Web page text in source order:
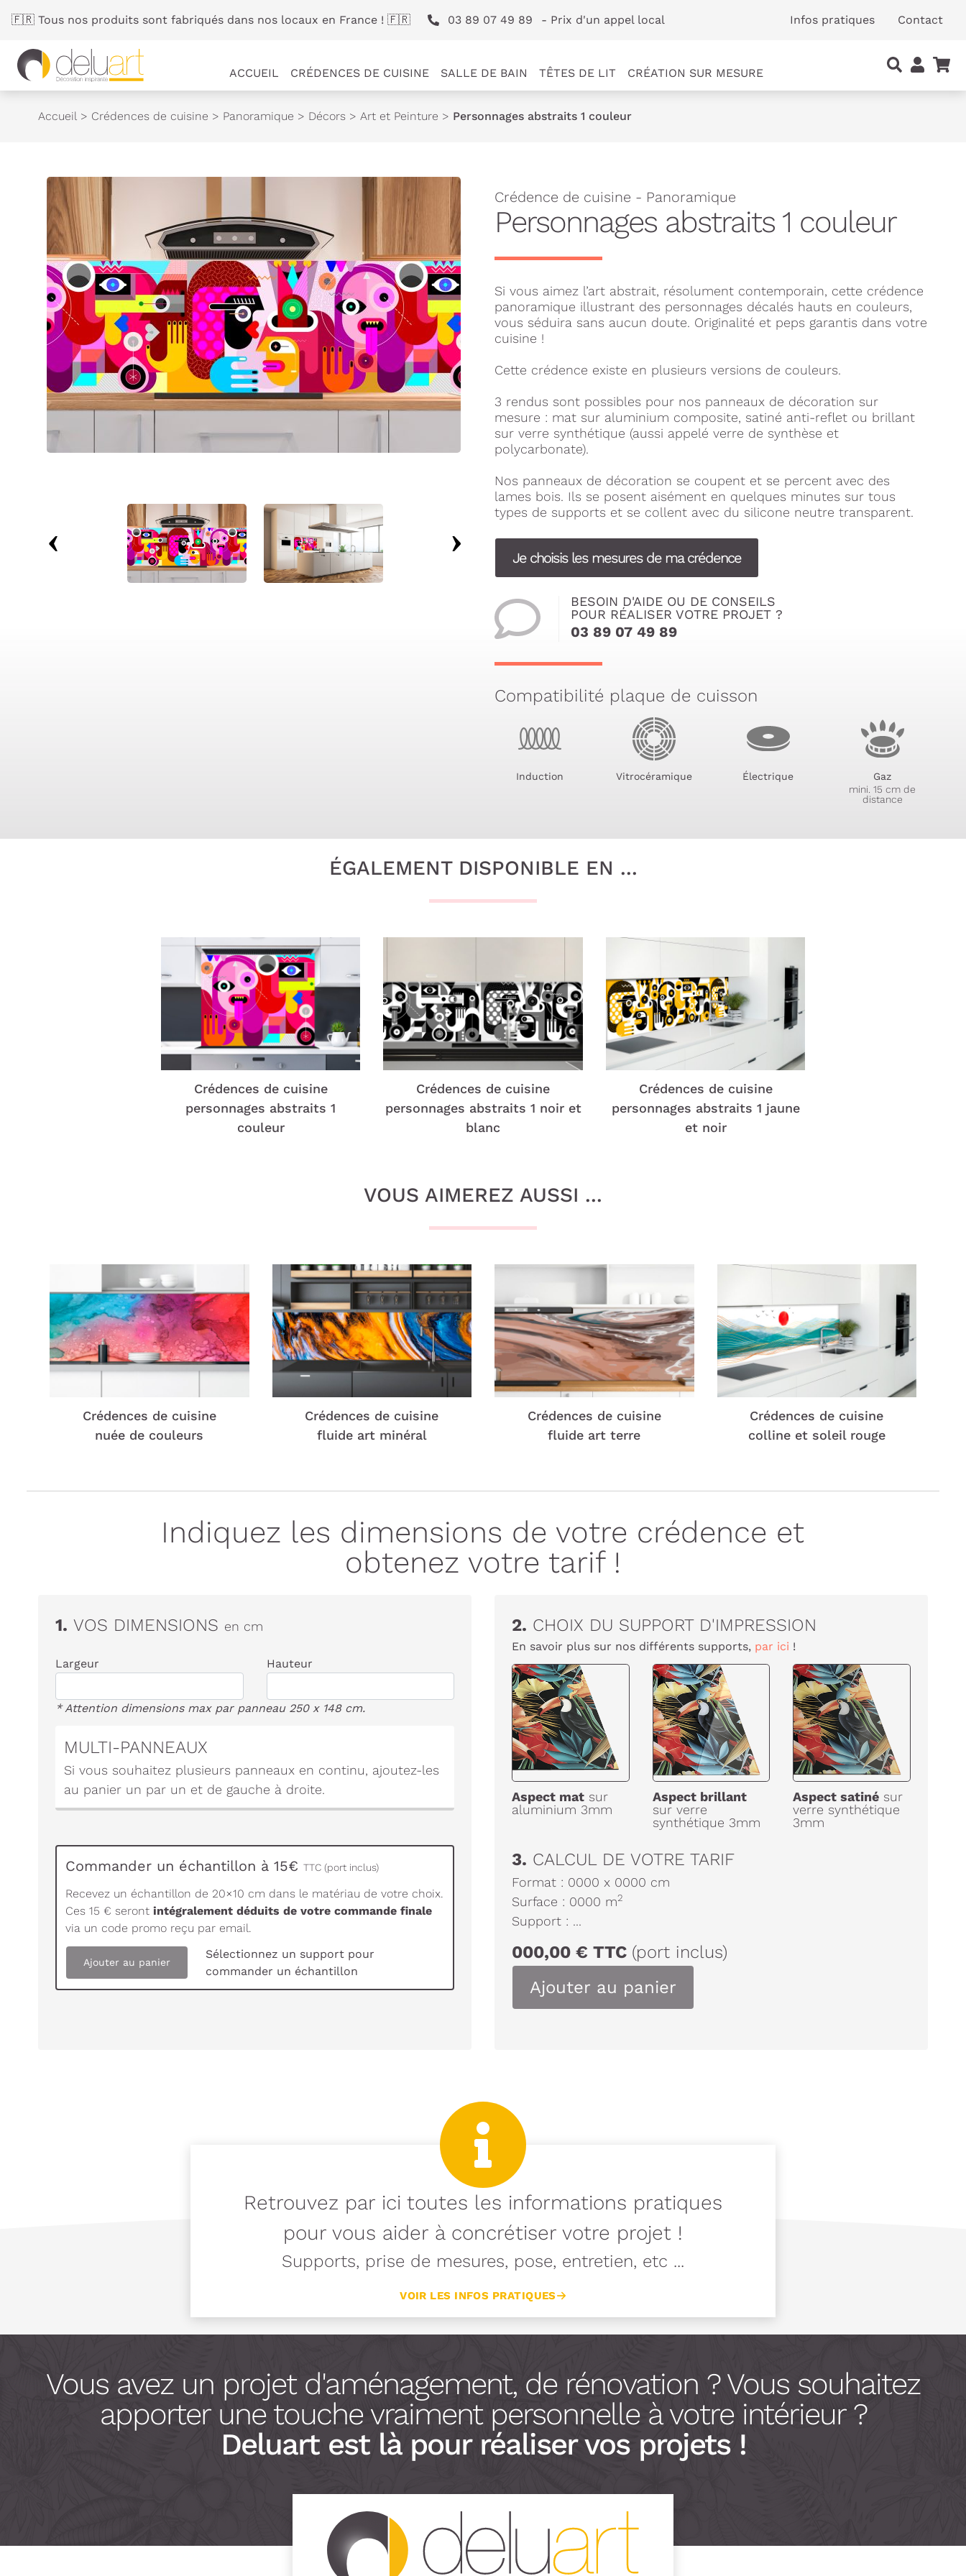
🇫🇷 Tous nos produits sont fabriqués dans nos locaux en France ! 🇫🇷 03 89 07 49 89 - Prix d'un appel local Infos pratiques Contact
ACCUEIL CRÉDENCES DE CUISINE SALLE DE BAIN TÊTES DE LIT CRÉATION SUR MESURE
Accueil > Crédences de cuisine > Panoramique > Décors > Art et Peinture > Personnages abstraits 1 couleur
Crédence de cuisine - Panoramique
Personnages abstraits 1 couleur
Si vous aimez l’art abstrait, résolument contemporain, cette crédence
panoramique illustrant des personnages décalés hauts en couleurs,
vous séduira sans aucun doute. Originalité et peps garantis dans votre
cuisine !
Cette crédence existe en plusieurs versions de couleurs.
3 rendus sont possibles pour nos panneaux de décoration sur
mesure : mat sur aluminium composite, satiné anti-reflet ou brillant
sur verre synthétique (aussi appelé verre de synthèse et
polycarbonate).
Nos panneaux de décoration se coupent et se percent avec des
lames bois. Ils se posent aisément en quelques minutes sur tous
types de supports et se collent avec du silicone neutre transparent.
Je choisis les mesures de ma crédence
BESOIN D'AIDE OU DE CONSEILS
POUR RÉALISER VOTRE PROJET ?
03 89 07 49 89
Compatibilité plaque de cuisson
Induction Vitrocéramique Électrique
Gaz
mini. 15 cm de
distance
ÉGALEMENT DISPONIBLE EN ...
Crédences de cuisine
personnages abstraits 1
couleur
Crédences de cuisine
personnages abstraits 1 noir et
blanc
Crédences de cuisine
personnages abstraits 1 jaune
et noir
VOUS AIMEREZ AUSSI ...
Crédences de cuisine
nuée de couleurs
Crédences de cuisine
fluide art minéral
Crédences de cuisine
fluide art terre
Crédences de cuisine
colline et soleil rouge
Indiquez les dimensions de votre crédence et
obtenez votre tarif !
1. VOS DIMENSIONS en cm
Largeur Hauteur
* Attention dimensions max par panneau 250 x 148 cm.
MULTI-PANNEAUX
Si vous souhaitez plusieurs panneaux en continu, ajoutez-les
au panier un par un et de gauche à droite.
Commander un échantillon à 15€ TTC (port inclus)
Recevez un échantillon de 20×10 cm dans le matériau de votre choix.
Ces 15 € seront intégralement déduits de votre commande finale
via un code promo reçu par email.
Ajouter au panier
Sélectionnez un support pour
commander un échantillon
2. CHOIX DU SUPPORT D'IMPRESSION
En savoir plus sur nos différents supports, par ici !
Aspect mat sur
aluminium 3mm
Aspect brillant
sur verre
synthétique 3mm
Aspect satiné sur
verre synthétique
3mm
3. CALCUL DE VOTRE TARIF
Format : 0000 x 0000 cm
Surface : 0000 m2
Support : ...
000,00 € TTC (port inclus)
Ajouter au panier
Retrouvez par ici toutes les informations pratiques
pour vous aider à concrétiser votre projet !
Supports, prise de mesures, pose, entretien, etc ...
VOIR LES INFOS PRATIQUES
Vous avez un projet d'aménagement, de rénovation ? Vous souhaitez
apporter une touche vraiment personnelle à votre intérieur ?
Deluart est là pour réaliser vos projets !